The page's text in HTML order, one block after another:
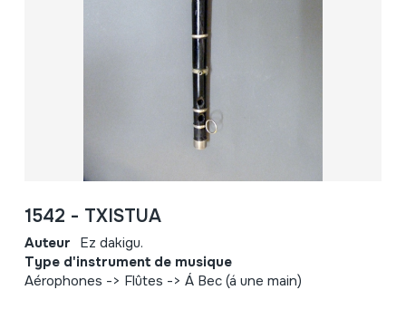
1542 - TXISTUA
Auteur Ez dakigu.
Type d'instrument de musique
Aérophones -> Flûtes -> Á Bec (á une main)